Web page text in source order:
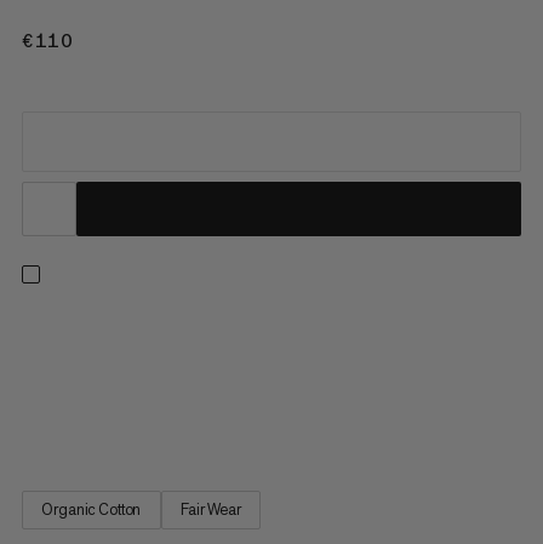
€110
Organic Cotton Fair Wear